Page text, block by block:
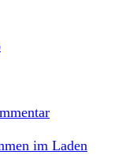
im Laden